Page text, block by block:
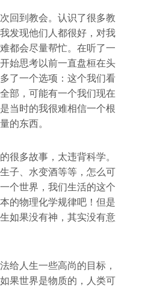
回到教会。认识了很多教
发现他们人都很好，对我
都会尽量帮忙。在听了一
始思考以前一直盘桓在头
了一个选项：这个我们看
部，可能有一个我们现在
当时的我很难相信一个根
的东西。
很多故事，太违背科学。
子、水变酒等等，怎么可
个世界，我们生活的这个
的物理化学规律吧！但是
如果没有神，其实没有意
给人生一些高尚的目标，
果世界是物质的，人类可